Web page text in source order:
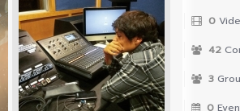
Costos
Tools
VKTV
0
42
3
0